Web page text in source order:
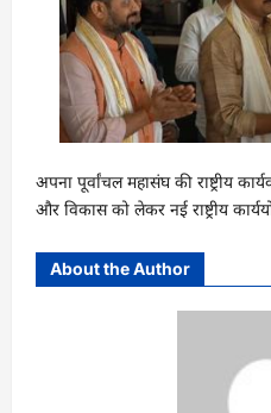
अपना पूर्वांचल महासंघ की राष्ट्रीय
और विकास को लेकर नई राष्ट्रीय
About the Author